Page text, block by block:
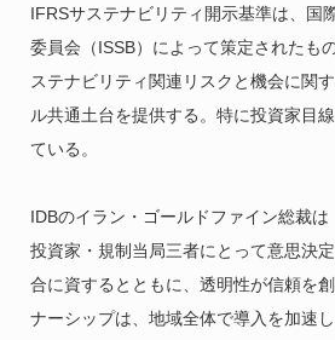
IFRSサステナビリティ開示基準は、国
委員会（ISSB）によって策定されたも
ステナビリティ関連リスクと機会に関
ル共通土台を提供する。特に投資家目
ている。
IDBのイラン・ゴールドファイン総裁は
投資家・規制当局三者にとって意思決
合に資するとともに、透明性が信頼を
ナーシップは、地域全体で導入を加速